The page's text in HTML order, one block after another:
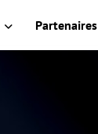
Partenaires